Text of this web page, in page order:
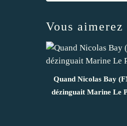
Vous aimerez
Quand Nicolas Bay
dézinguait Marine Le